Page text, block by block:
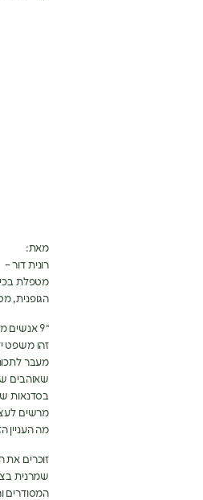
מאת:
רונית דור –
מטפלת
הגופנית,
“9 אנשים מתוך 10 אוהבים שוקולד, העשירי משקר” ג’ון ק. טוליוס.
זהו משפט
שאוהבים
בסדנאות
מרשים
מה העניין
זוכרים את
שמרנית
המסודרים